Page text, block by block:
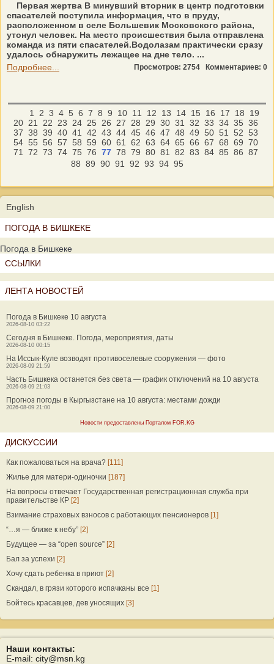
Первая жертва В минувший вторник в центр подготовки
спасателей поступила информация, что в пруду,
расположенном в селе Большевик Московского района,
утонул человек. На место происшествия была отправлена
команда из пяти спасателей.Водолазам практически сразу
удалось обнаружить лежащее на дне тело. ...
Подробнее...
Просмотров: 2754 Комментариев: 0
1 2 3 4 5 6 7 8 9 10 11 12 13 14 15 16 17 18
19
20 21 22 23 24 25 26 27 28 29 30 31 32 33 34 35 36
37 38 39 40 41 42 43 44 45 46 47 48 49 50 51 52 53
54 55 56 57 58 59 60 61 62 63 64 65 66 67 68 69 70
71
72 73 74 75 76 77 78 79 80 81 82 83 84 85 86 87
88 89 90 91 92 93 94 95
English
ПОГОДА В БИШКЕКЕ
Погода в Бишкеке
ССЫЛКИ
ЛЕНТА НОВОСТЕЙ
Погода в Бишкеке 10 августа
2026-08-10 03:22
Сегодня в Бишкеке. Погода, мероприятия, даты
2026-08-10 00:15
На Иссык-Куле возводят противоселевые сооружения — фото
2026-08-09 21:59
Часть Бишкека останется без света — график отключений на 10 августа
2026-08-09 21:03
Прогноз погоды в Кыргызстане на 10 августа: местами дожди
2026-08-09 21:00
Новости предоставлены Порталом FOR.KG
ДИСКУССИИ
Как пожаловаться на врача? [111]
Жилье для матери-одиночки [187]
На вопросы отвечает Государственная регистрационная служба при
правительстве КР [2]
Взимание страховых взносов с работающих пенсионеров [1]
“…я — ближе к небу” [2]
Будущее — за “open source” [2]
Бал за успехи [2]
Хочу сдать ребенка в приют [2]
Скандал, в грязи которого испачканы все [1]
Бойтесь красавцев, дев уносящих [3]
Наши контакты:
E-mail: city@msn.kg